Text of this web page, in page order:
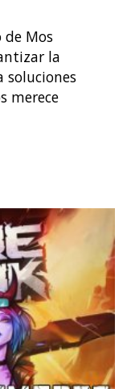
Mos
la
soluciones
merece